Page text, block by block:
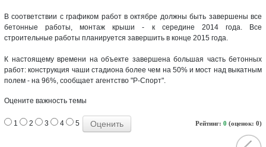
В соответствии с графиком работ в октябре должны быть завершены все
бетонные работы, монтаж крыши - к середине 2014 года. Все
строительные работы планируется завершить в конце 2015 года.
К настоящему времени на объекте завершена большая часть бетонных
работ: конструкция чаши стадиона более чем на 50% и мост над выкатным
полем - на 96%, сообщает агентство "Р-Спорт".
Оцените важность темы
Рейтинг: 0 (оценок: 0)
1 2 3 4 5